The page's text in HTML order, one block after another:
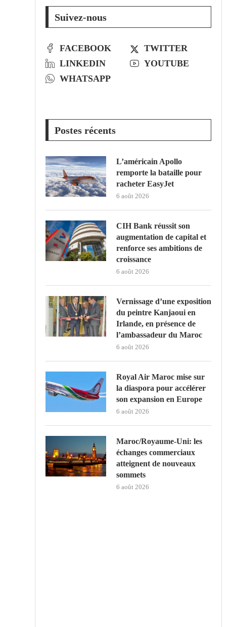
Suivez-nous
FACEBOOK
TWITTER
LINKEDIN
YOUTUBE
WHATSAPP
Postes récents
L’américain Apollo
remporte la bataille pour
racheter EasyJet
6 août 2026
CIH Bank réussit son
augmentation de capital et
renforce ses ambitions de
croissance
6 août 2026
Vernissage d’une exposition
du peintre Kanjaoui en
Irlande, en présence de
l’ambassadeur du Maroc
6 août 2026
Royal Air Maroc mise sur
la diaspora pour accélérer
son expansion en Europe
6 août 2026
Maroc/Royaume-Uni: les
échanges commerciaux
atteignent de nouveaux
sommets
6 août 2026